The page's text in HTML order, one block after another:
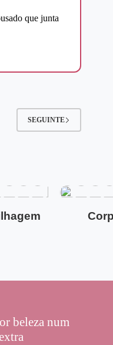
que junta
SEGUINTE
beleza num